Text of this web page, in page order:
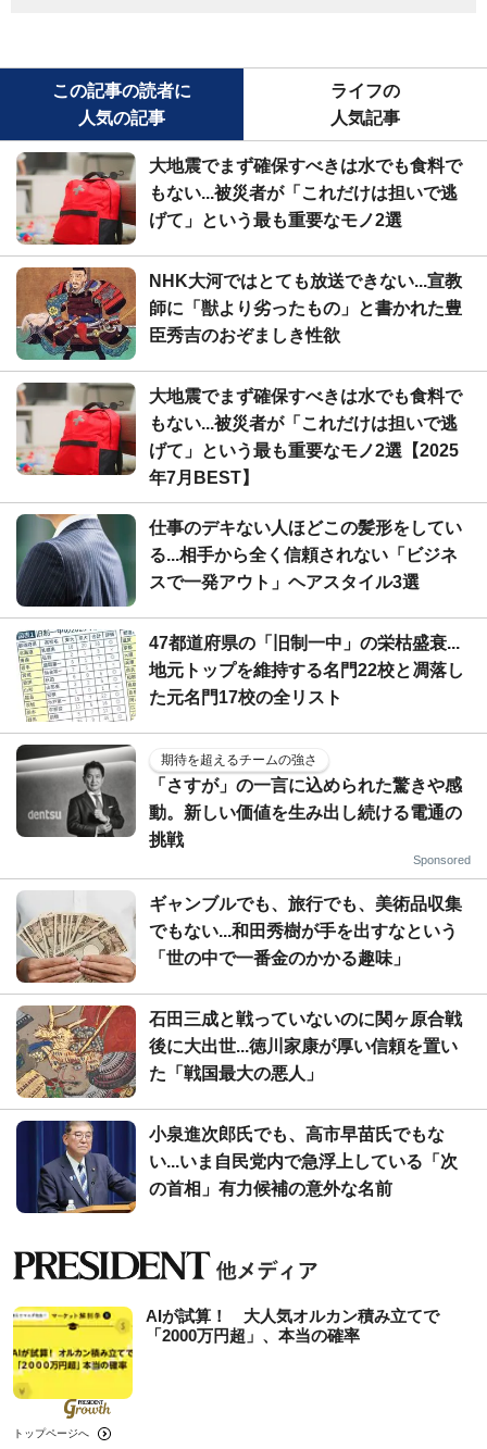
この記事の読者に
人気の記事
ライフの
人気記事
大地震でまず確保すべきは水でも食料で
もない...被災者が「これだけは担いで逃
げて」という最も重要なモノ2選
NHK大河ではとても放送できない...宣教
師に「獣より劣ったもの」と書かれた豊
臣秀吉のおぞましき性欲
大地震でまず確保すべきは水でも食料で
もない...被災者が「これだけは担いで逃
げて」という最も重要なモノ2選【2025
年7月BEST】
仕事のデキない人ほどこの髪形をしてい
る...相手から全く信頼されない「ビジネ
スで一発アウト」ヘアスタイル3選
47都道府県の「旧制一中」の栄枯盛衰...
地元トップを維持する名門22校と凋落し
た元名門17校の全リスト
期待を超えるチームの強さ
「さすが」の一言に込められた驚きや感
動。新しい価値を生み出し続ける電通の
挑戦
Sponsored
ギャンブルでも、旅行でも、美術品収集
でもない...和田秀樹が手を出すなという
「世の中で一番金のかかる趣味」
石田三成と戦っていないのに関ヶ原合戦
後に大出世...徳川家康が厚い信頼を置い
た「戦国最大の悪人」
小泉進次郎氏でも、高市早苗氏でもな
い...いま自民党内で急浮上している「次
の首相」有力候補の意外な名前
AIが試算！ 大人気オルカン積み立てで
「2000万円超」、本当の確率
トップページへ